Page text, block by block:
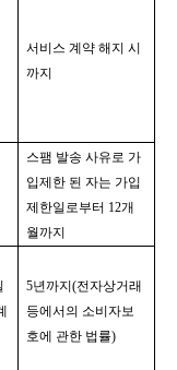
서비스 계약 해지 시
까지
스팸 발송 사유로 가
입제한 된 자는 가입
제한일로부터 12개
월까지
5년까지 (전자상거래
등에서의 소비자보
호에 관한 법률)